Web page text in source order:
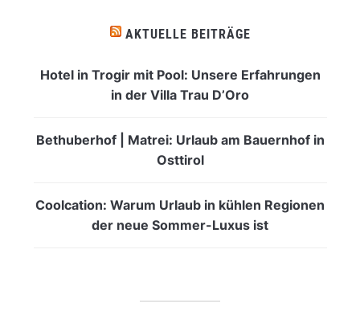
AKTUELLE BEITRÄGE
Hotel in Trogir mit Pool: Unsere Erfahrungen
in der Villa Trau D’Oro
Bethuberhof | Matrei: Urlaub am Bauernhof in
Osttirol
Coolcation: Warum Urlaub in kühlen Regionen
der neue Sommer-Luxus ist